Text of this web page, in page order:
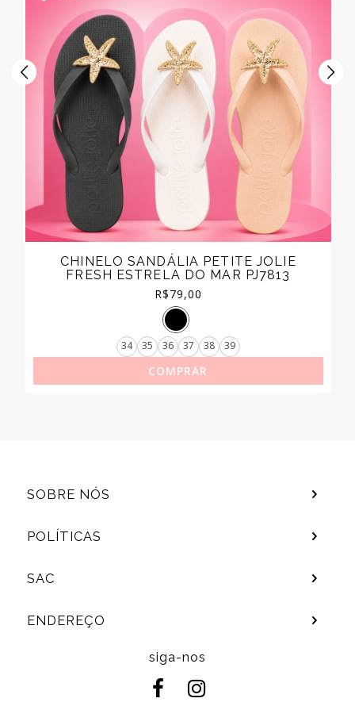
CHINELO SANDÁLIA PETITE JOLIE
FRESH ESTRELA DO MAR PJ7813
R$79,00
34 35 36 37 38 39
COMPRAR
SOBRE NÓS
POLÍTICAS
SAC
ENDEREÇO
siga-nos